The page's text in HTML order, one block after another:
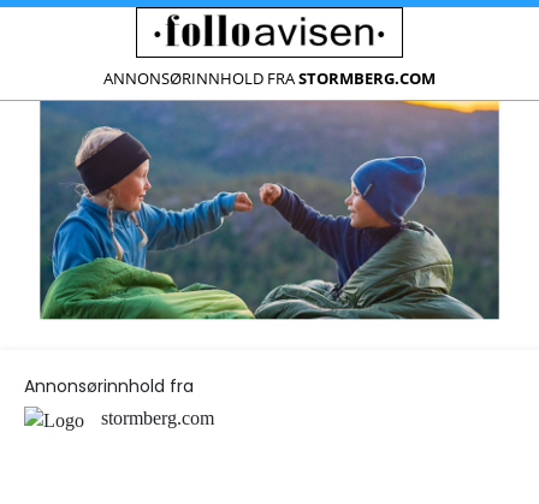
ANNONSØRINNHOLD FRASTORMBERG.COM
Annonsørinnhold fra
stormberg.com